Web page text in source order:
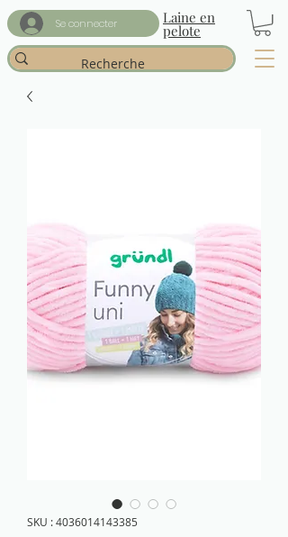
Se connecter Laine en
pelote
SKU : 4036014143385